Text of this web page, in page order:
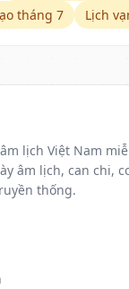
tháng 7
Lịch
lịch Việt Nam
âm lịch, can chi,
thống.